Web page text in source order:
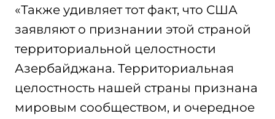
«Также удивляет тот факт, что США
заявляют о признании этой страной
территориальной целостности
Азербайджана. Территориальная
целостность нашей страны признана
мировым сообществом, и очередное